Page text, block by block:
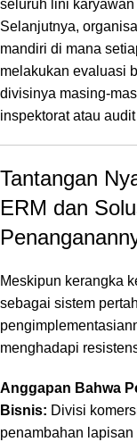
seluruh lini
Selanjutnya,
mandiri di mana
melakukan evaluasi
divisinya masing-
inspektorat atau
Tantangan
ERM dan
Meskipun kerangka
sebagai sistem
menghadapi
Anggapan Bahwa
Bisnis: Divisi
penambahan